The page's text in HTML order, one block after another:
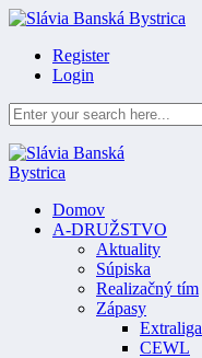
Register
Login
Domov
A-DRUŽSTVO
Aktuality
Súpiska
Realizačný tím
Zápasy
Extraliga
CEWL